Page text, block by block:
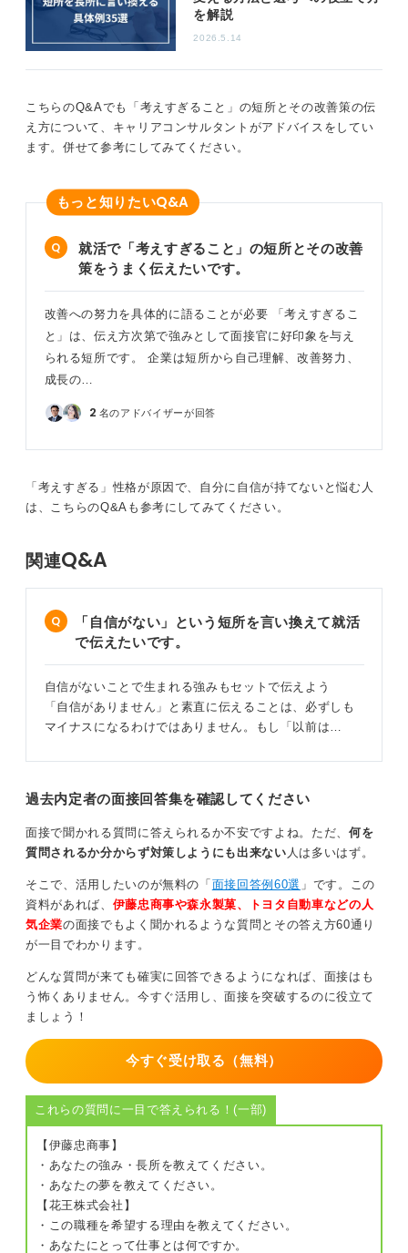
を解説
2026.5.14
こちらのQ&Aでも「考えすぎること」の短所とその改善策の伝
え方について、キャリアコンサルタントがアドバイスをしてい
ます。併せて参考にしてみてください。
もっと知りたいQ&A
就活で「考えすぎること」の短所とその改善
策をうまく伝えたいです。
改善への努力を具体的に語ることが必要 「考えすぎるこ
と」は、伝え方次第で強みとして面接官に好印象を与え
られる短所です。 企業は短所から自己理解、改善努力、
成長の…
2 名のアドバイザーが回答
「考えすぎる」性格が原因で、自分に自信が持てないと悩む人
は、こちらのQ&Aも参考にしてみてください。
関連Q&A
「自信がない」という短所を言い換えて就活
で伝えたいです。
自信がないことで生まれる強みもセットで伝えよう
「自信がありません」と素直に伝えることは、必ずしも
マイナスになるわけではありません。もし「以前は…
過去内定者の面接回答集を確認してください
面接で聞かれる質問に答えられるか不安ですよね。ただ、 何を
質問されるか分からず対策しようにも出来ない 人は多いはず。
そこで、活用したいのが無料の「 面接回答例60選 」です。この
資料があれば、 伊藤忠商事や森永製菓、トヨタ自動車などの人
気企業の面接でもよく聞かれるような質問とその答え方60通り
が一目でわかります。
どんな質問が来ても確実に回答できるようになれば、面接はも
う怖くありません。今すぐ活用し、面接を突破するのに役立て
ましょう！
今すぐ受け取る（無料）
これらの質問に一目で答えられる！(一部)
【伊藤忠商事】
・あなたの強み・長所を教えてください。
・あなたの夢を教えてください。
【花王株式会社】
・この職種を希望する理由を教えてください。
・あなたにとって仕事とは何ですか。